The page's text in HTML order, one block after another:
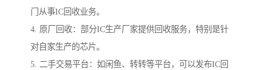
门从事IC回收业务。
4. 原厂回收：部分IC生产厂家提供回收服务，特别是针
对自家生产的芯片。
5. 二手交易平台：如闲鱼、转转等平台，可以发布IC回